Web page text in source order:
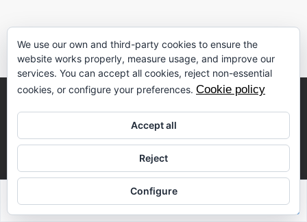
VIP Spain
Las Ramblas de Oleza 112
We use our own and third-party cookies to ensure the
website works properly, measure usage, and improve our
services. You can accept all cookies, reject non-essential
cookies, or configure your preferences. Cookie policy
Accept all
Reject
Configure